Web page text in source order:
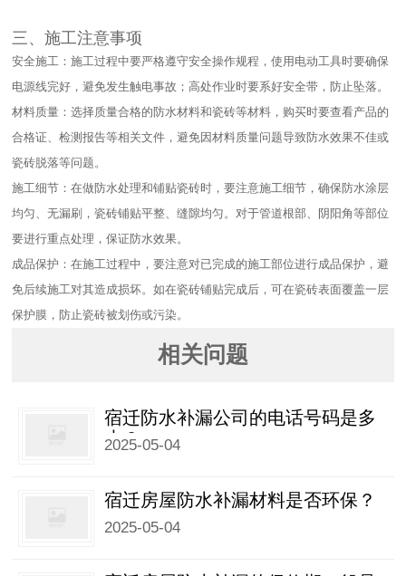
三、施工注意事项​
安全施工：施工过程中要严格遵守安全操作规程，使用电动工具时要确保
电源线完好，避免发生触电事故；高处作业时要系好安全带，防止坠落。​
材料质量：选择质量合格的防水材料和瓷砖等材料，购买时要查看产品的
合格证、检测报告等相关文件，避免因材料质量问题导致防水效果不佳或
瓷砖脱落等问题。​
施工细节：在做防水处理和铺贴瓷砖时，要注意施工细节，确保防水涂层
均匀、无漏刷，瓷砖铺贴平整、缝隙均匀。对于管道根部、阴阳角等部位
要进行重点处理，保证防水效果。​
成品保护：在施工过程中，要注意对已完成的施工部位进行成品保护，避
免后续施工对其造成损坏。如在瓷砖铺贴完成后，可在瓷砖表面覆盖一层
保护膜，防止瓷砖被划伤或污染。
相关问题
宿迁防水补漏公司的电话号码是多
少？
2025-05-04
宿迁房屋防水补漏材料是否环保？
2025-05-04